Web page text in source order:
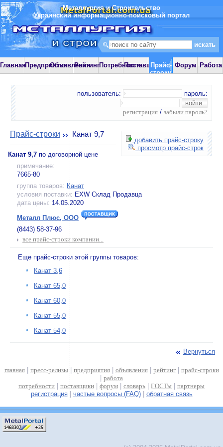
Металлургия и Строительство
Украинский информационно-поисковый портал
ГлавнаяПредприятияОбъявления
РейтингПотребностиПоставщики
Прайс-
строки
Форум Работа
пользователь: пароль:
регистрация / забыли пароль?
добавить прайс-строку
просмотр прайс-строк
Прайс-строки Канат 9,7
Канат 9,7 по договорной цене
примечание:
7665-80
группа товаров: Канат
условия поставки: EXW Склад Продавца
дата цены: 14.05.2020
Металл Плюс, ООО
(8443) 58-37-96
все прайс-строки компании...
Еще прайс-строки этой группы товаров:
Канат 3,6
Канат 65,0
Канат 60,0
Канат 55,0
Канат 54,0
Вернуться
главная| пресс-релизы | предприятия| объявления| рейтинг| прайс-строки
работа
потребности
поставщики форум словарь ГОСТы
партнеры
регистрация| частые вопросы (FAQ)| обратная связь